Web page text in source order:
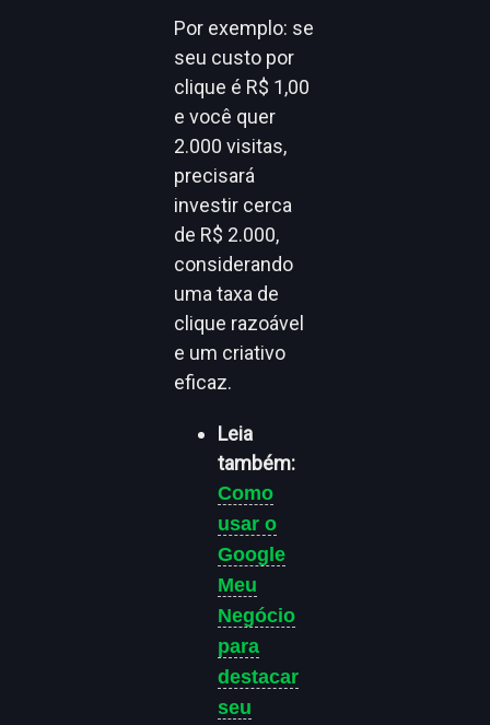
Por exemplo: se
seu custo por
clique é R$ 1,00
e você quer
2.000 visitas,
precisará
investir cerca
de R$ 2.000,
considerando
uma taxa de
clique razoável
e um criativo
eficaz.
Leia
também:
Como
usar o
Google
Meu
Negócio
para
destacar
seu